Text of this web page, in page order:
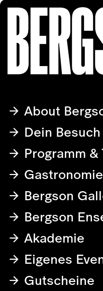
About
Dein Besuch
Programm
Gastronomie
Bergson
Bergson
Akademie
Eigenes
Gutscheine